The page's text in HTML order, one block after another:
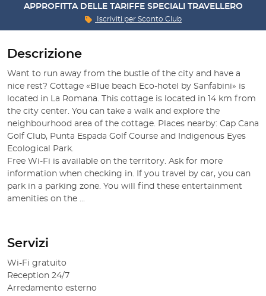
APPROFITTA DELLE TARIFFE SPECIALI TRAVELLERO
Iscriviti per Sconto Club
Descrizione
Want to run away from the bustle of the city and have a
nice rest? Cottage «Blue beach Eco-hotel by Sanfabini» is
located in La Romana. This cottage is located in 14 km from
the city center. You can take a walk and explore the
neighbourhood area of the cottage. Places nearby: Cap Cana
Golf Club, Punta Espada Golf Course and Indigenous Eyes
Ecological Park.
Free Wi-Fi is available on the territory. Ask for more
information when checking in. If you travel by car, you can
park in a parking zone. You will find these entertainment
amenities on the ...
Servizi
Wi-Fi gratuito
Reception 24/7
Arredamento esterno